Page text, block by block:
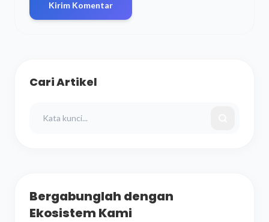
Kirim Komentar
Cari Artikel
Bergabunglah dengan
Ekosistem Kami